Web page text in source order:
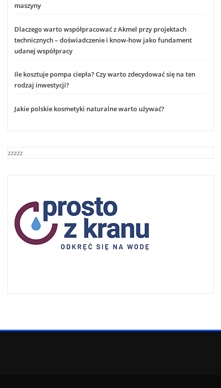
maszyny
Dlaczego warto współpracować z Akmel przy projektach
technicznych – doświadczenie i know-how jako fundament
udanej współpracy
Ile kosztuje pompa ciepła? Czy warto zdecydować się na ten
rodzaj inwestycji?
Jakie polskie kosmetyki naturalne warto używać?
zzzzz